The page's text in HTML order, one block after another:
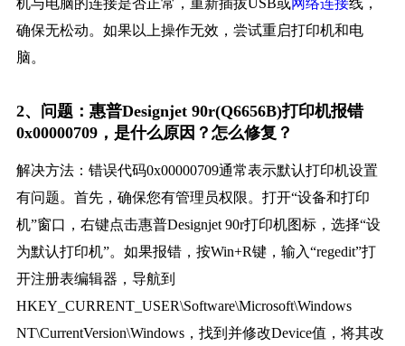
机与电脑的连接是否正常，重新插拔USB或网络连接线，
确保无松动。如果以上操作无效，尝试重启打印机和电
脑。
2、问题：惠普Designjet 90r(Q6656B)打印机报错
0x00000709，是什么原因？怎么修复？
解决方法：错误代码0x00000709通常表示默认打印机设置
有问题。首先，确保您有管理员权限。打开“设备和打印
机”窗口，右键点击惠普Designjet 90r打印机图标，选择“设
为默认打印机”。如果报错，按Win+R键，输入“regedit”打
开注册表编辑器，导航到
HKEY_CURRENT_USER\Software\Microsoft\Windows
NT\CurrentVersion\Windows，找到并修改Device值，将其改